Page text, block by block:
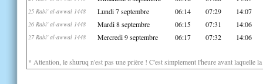
25 Rabi' al-awwal 1448 Lundi 7 septembre 06:14 07:29 14:07
26 Rabi' al-awwal 1448 Mardi 8 septembre 06:15 07:31 14:06
27 Rabi' al-awwal 1448 Mercredi 9 septembre 06:17 07:32 14:06
* Attention, le shuruq n'est pas une prière ! C'est simplement l'heure avant laquelle